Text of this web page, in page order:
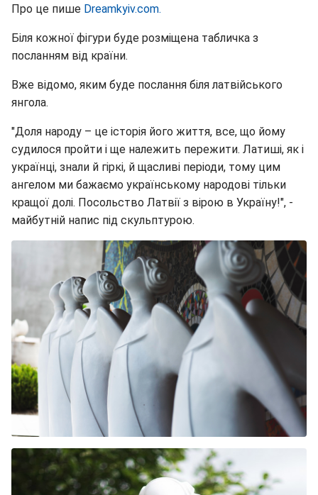
Про це пише Dreamkyiv.com.
Біля кожної фігури буде розміщена табличка з
посланням від країни.
Вже відомо, яким буде послання біля латвійського
янгола.
"Доля народу – це історія його життя, все, що йому
судилося пройти і ще належить пережити. Латиші, як і
українці, знали й гіркі, й щасливі періоди, тому цим
ангелом ми бажаємо українському народові тільки
кращої долі. Посольство Латвії з вірою в Україну!", -
майбутній напис під скульптурою.